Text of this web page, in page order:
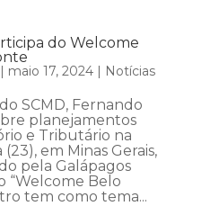
do Welcome
maio 17, 2024| Notícias
SCMD, Fernando
planejamentos
e Tributário na
em Minas Gerais,
pela Galápagos
“Welcome Belo
tem como tema...